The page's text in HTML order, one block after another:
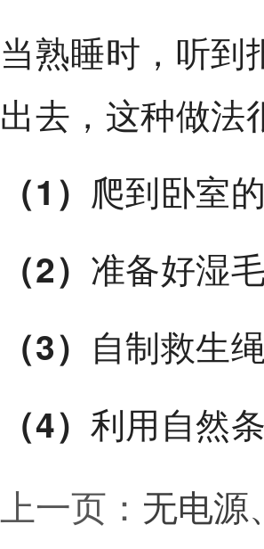
当熟睡时，听到
出去，这种做法
（1） 爬到卧室
（2） 准备好湿
（3） 自制救生
（4） 利用自然
上一页： 无电源